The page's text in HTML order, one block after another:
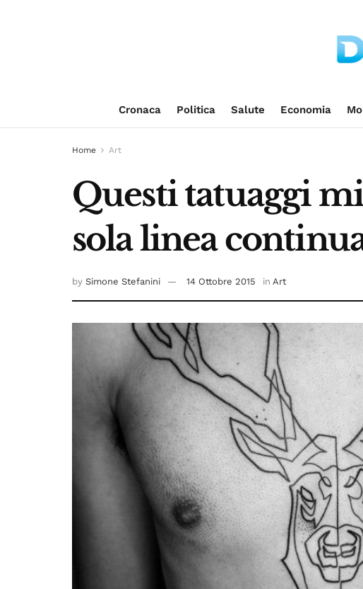
Cronaca Politica Salute Economia
Home Art
Questi tatuaggi
sola linea
by Simone Stefanini 14 Ottobre 2015 in Art